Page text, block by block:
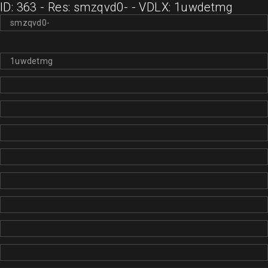
ID: 363 - Res: smzqvd0- - VDLX: 1uwdetmg